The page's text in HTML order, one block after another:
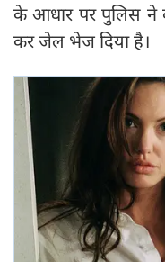
के आधार पर पुलिस ने
कर जेल भेज दिया है।